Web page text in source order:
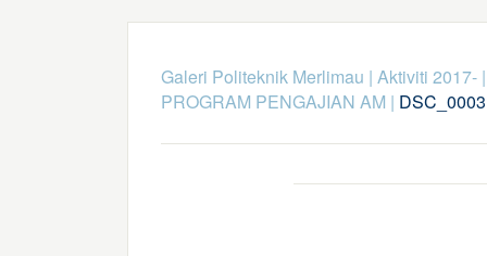
Galeri Politeknik Merlimau | Aktiviti 2017-
PROGRAM PENGAJIAN AM | DSC_0003